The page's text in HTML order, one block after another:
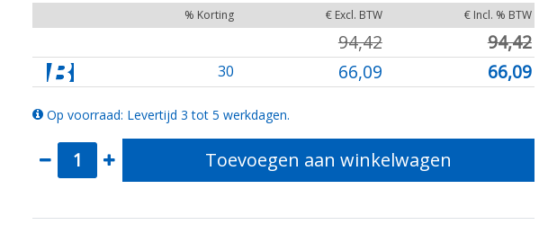
% Korting € Excl. BTW € Incl. % BTW
94,42 94,42
30 66,09 66,09
Op voorraad: Levertijd 3 tot 5 werkdagen.
Toevoegen aan winkelwagen